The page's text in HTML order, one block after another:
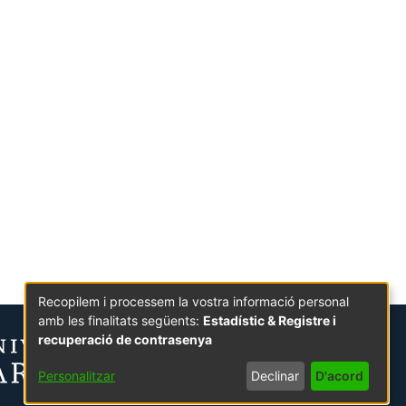
Recopilem i processem la vostra informació personal
amb les finalitats següents: Estadístic & Registre i
recuperació de contrasenya
Personalitzar Declinar D'acord